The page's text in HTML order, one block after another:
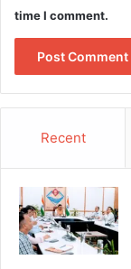
time I comment.
Recent